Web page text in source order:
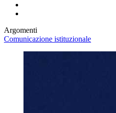
Argomenti
Comunicazione istituzionale